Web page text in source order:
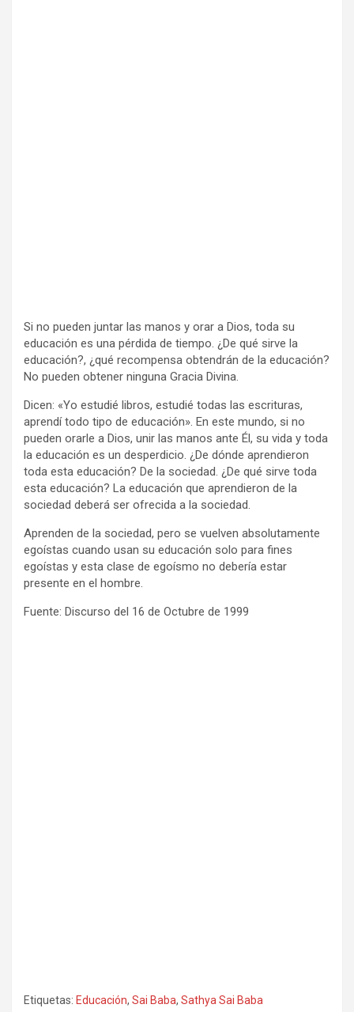
Si no pueden juntar las manos y orar a Dios, toda su
educación es una pérdida de tiempo. ¿De qué sirve la
educación?, ¿qué recompensa obtendrán de la educación?
No pueden obtener ninguna Gracia Divina.
Dicen: «Yo estudié libros, estudié todas las escrituras,
aprendí todo tipo de educación». En este mundo, si no
pueden orarle a Dios, unir las manos ante Él, su vida y toda
la educación es un desperdicio. ¿De dónde aprendieron
toda esta educación? De la sociedad. ¿De qué sirve toda
esta educación? La educación que aprendieron de la
sociedad deberá ser ofrecida a la sociedad.
Aprenden de la sociedad, pero se vuelven absolutamente
egoístas cuando usan su educación solo para fines
egoístas y esta clase de egoísmo no debería estar
presente en el hombre.
Fuente: Discurso del 16 de Octubre de 1999
Etiquetas: Educación, Sai Baba, Sathya Sai Baba